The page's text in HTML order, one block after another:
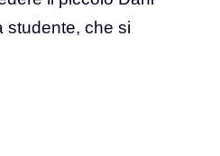
studente, che si